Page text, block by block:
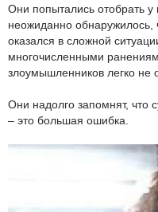
Они попытались отобрать
неожиданно
оказался в сложной
многочисленными
злоумышленников легко не
Они надолго запомнят, что
– это большая ошибка.